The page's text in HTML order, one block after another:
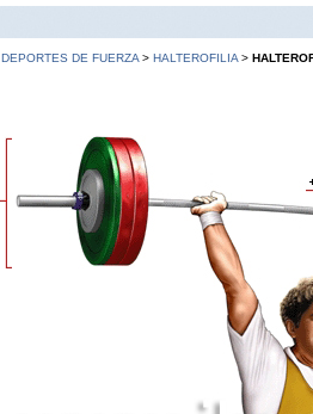
DEPORTES DE FUERZA > HALTEROFILIA >